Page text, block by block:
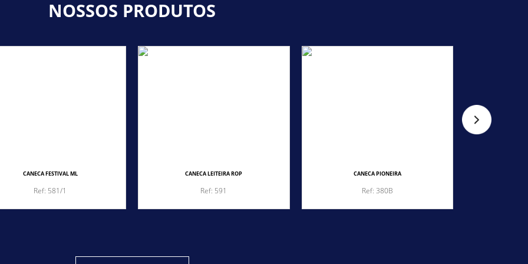
NOSSOS PRODUTOS
CANECA FESTIVAL ML
Ref: 581/1
CANECA LEITEIRA ROP
Ref: 591
CANECA PIONEIRA
Ref: 380B